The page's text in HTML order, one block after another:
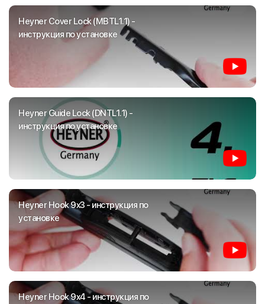
Heyner Cover Lock (MBTL1.1) -
инструкция по установке
Heyner Guide Lock (DNTL1.1) -
инструкция по установке
Heyner Hook 9x3 - инструкция по
установке
Heyner Hook 9x4 - инструкция по